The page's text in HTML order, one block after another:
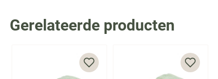
Gerelateerde producten